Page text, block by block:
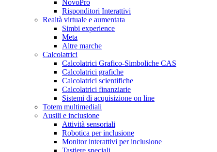
NovoPro
Risponditori Interattivi
Realtà virtuale e aumentata
Simbi experience
Meta
Altre marche
Calcolatrici
Calcolatrici Grafico-Simboliche CAS
Calcolatrici grafiche
Calcolatrici scientifiche
Calcolatrici finanziarie
Sistemi di acquisizione on line
Totem multimediali
Ausili e inclusione
Attività sensoriali
Robotica per inclusione
Monitor interattivi per inclusione
Tastiere speciali